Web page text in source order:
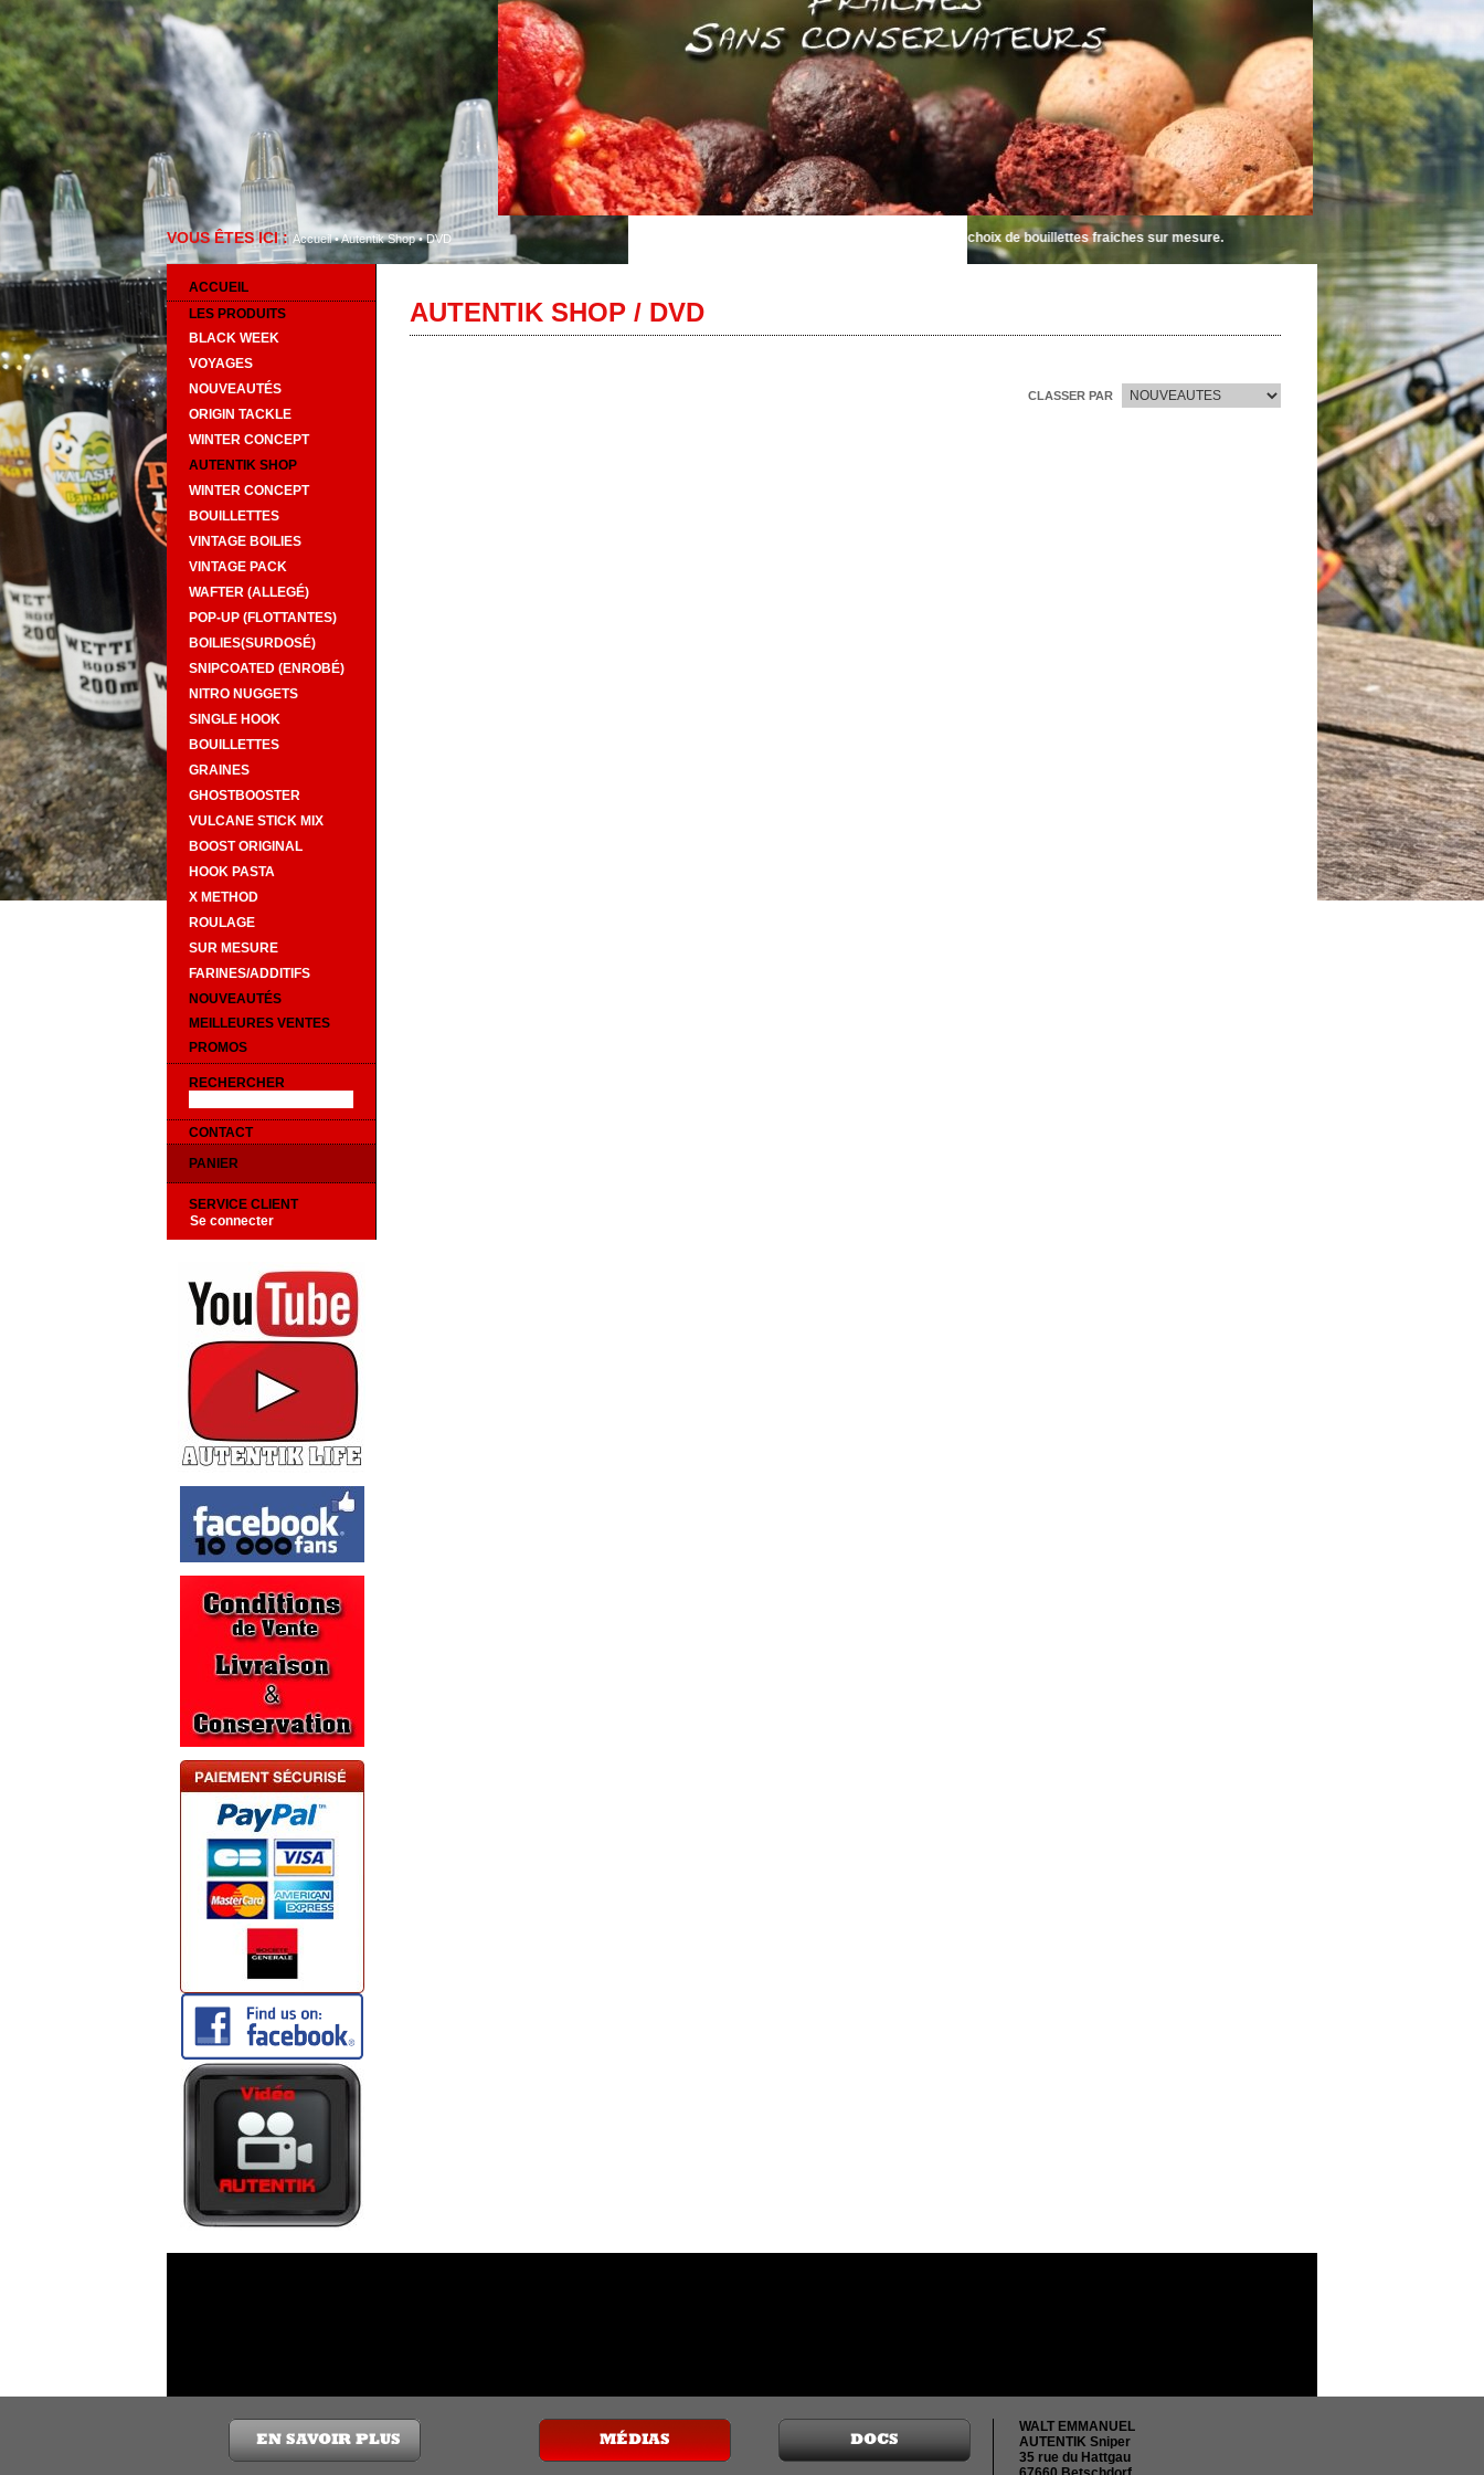
VOUS ÊTES ICI :Accueil•Autentik Shop•DVD Bienvenue sur Autentik Sniper... le plus grand choix de bouillettes fraiches sur mesure.
ACCUEIL
LES PRODUITS
BLACK WEEK
VOYAGES
NOUVEAUTÉS
ORIGIN TACKLE
WINTER CONCEPT
AUTENTIK SHOP
WINTER CONCEPT
BOUILLETTES
VINTAGE BOILIES
VINTAGE PACK
WAFTER (ALLEGÉ)
POP-UP (FLOTTANTES)
BOILIES(SURDOSÉ)
SNIPCOATED (ENROBÉ)
NITRO NUGGETS
SINGLE HOOK
BOUILLETTES
GRAINES
GHOSTBOOSTER
VULCANE STICK MIX
BOOST ORIGINAL
HOOK PASTA
X METHOD
ROULAGE
SUR MESURE
FARINES/ADDITIFS
NOUVEAUTÉS
MEILLEURES VENTES
PROMOS
RECHERCHER
CONTACT
PANIER
SERVICE CLIENT
Se connecter
AUTENTIK SHOP / DVD
CLASSER PAR
WALT EMMANUEL
AUTENTIK Sniper
35 rue du Hattgau